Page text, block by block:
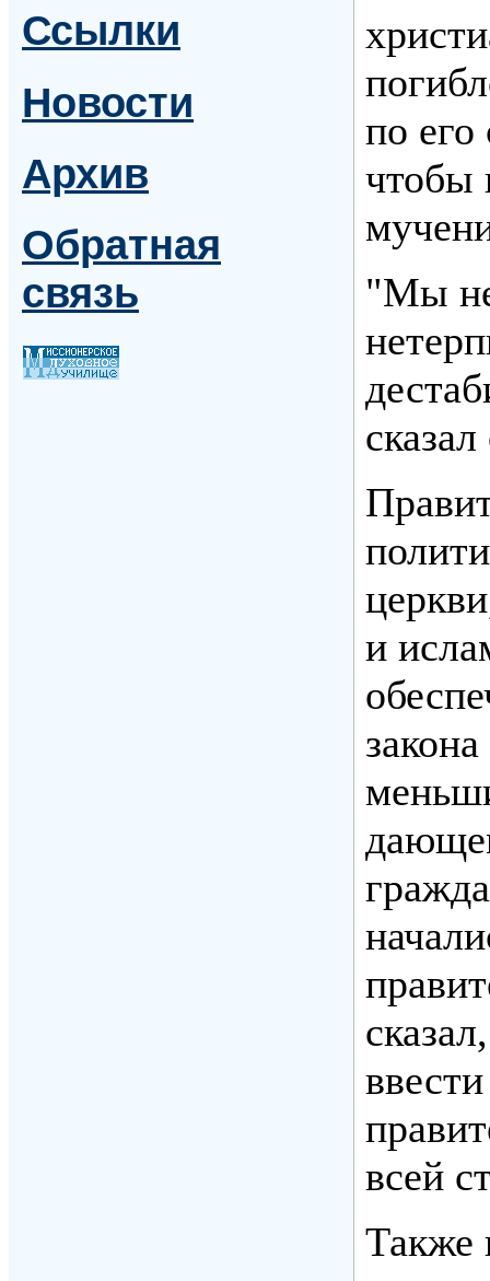
Ссылки
Новости
Архив
Обратная
связь
по его
чтобы
"Мы
и
всей
Также